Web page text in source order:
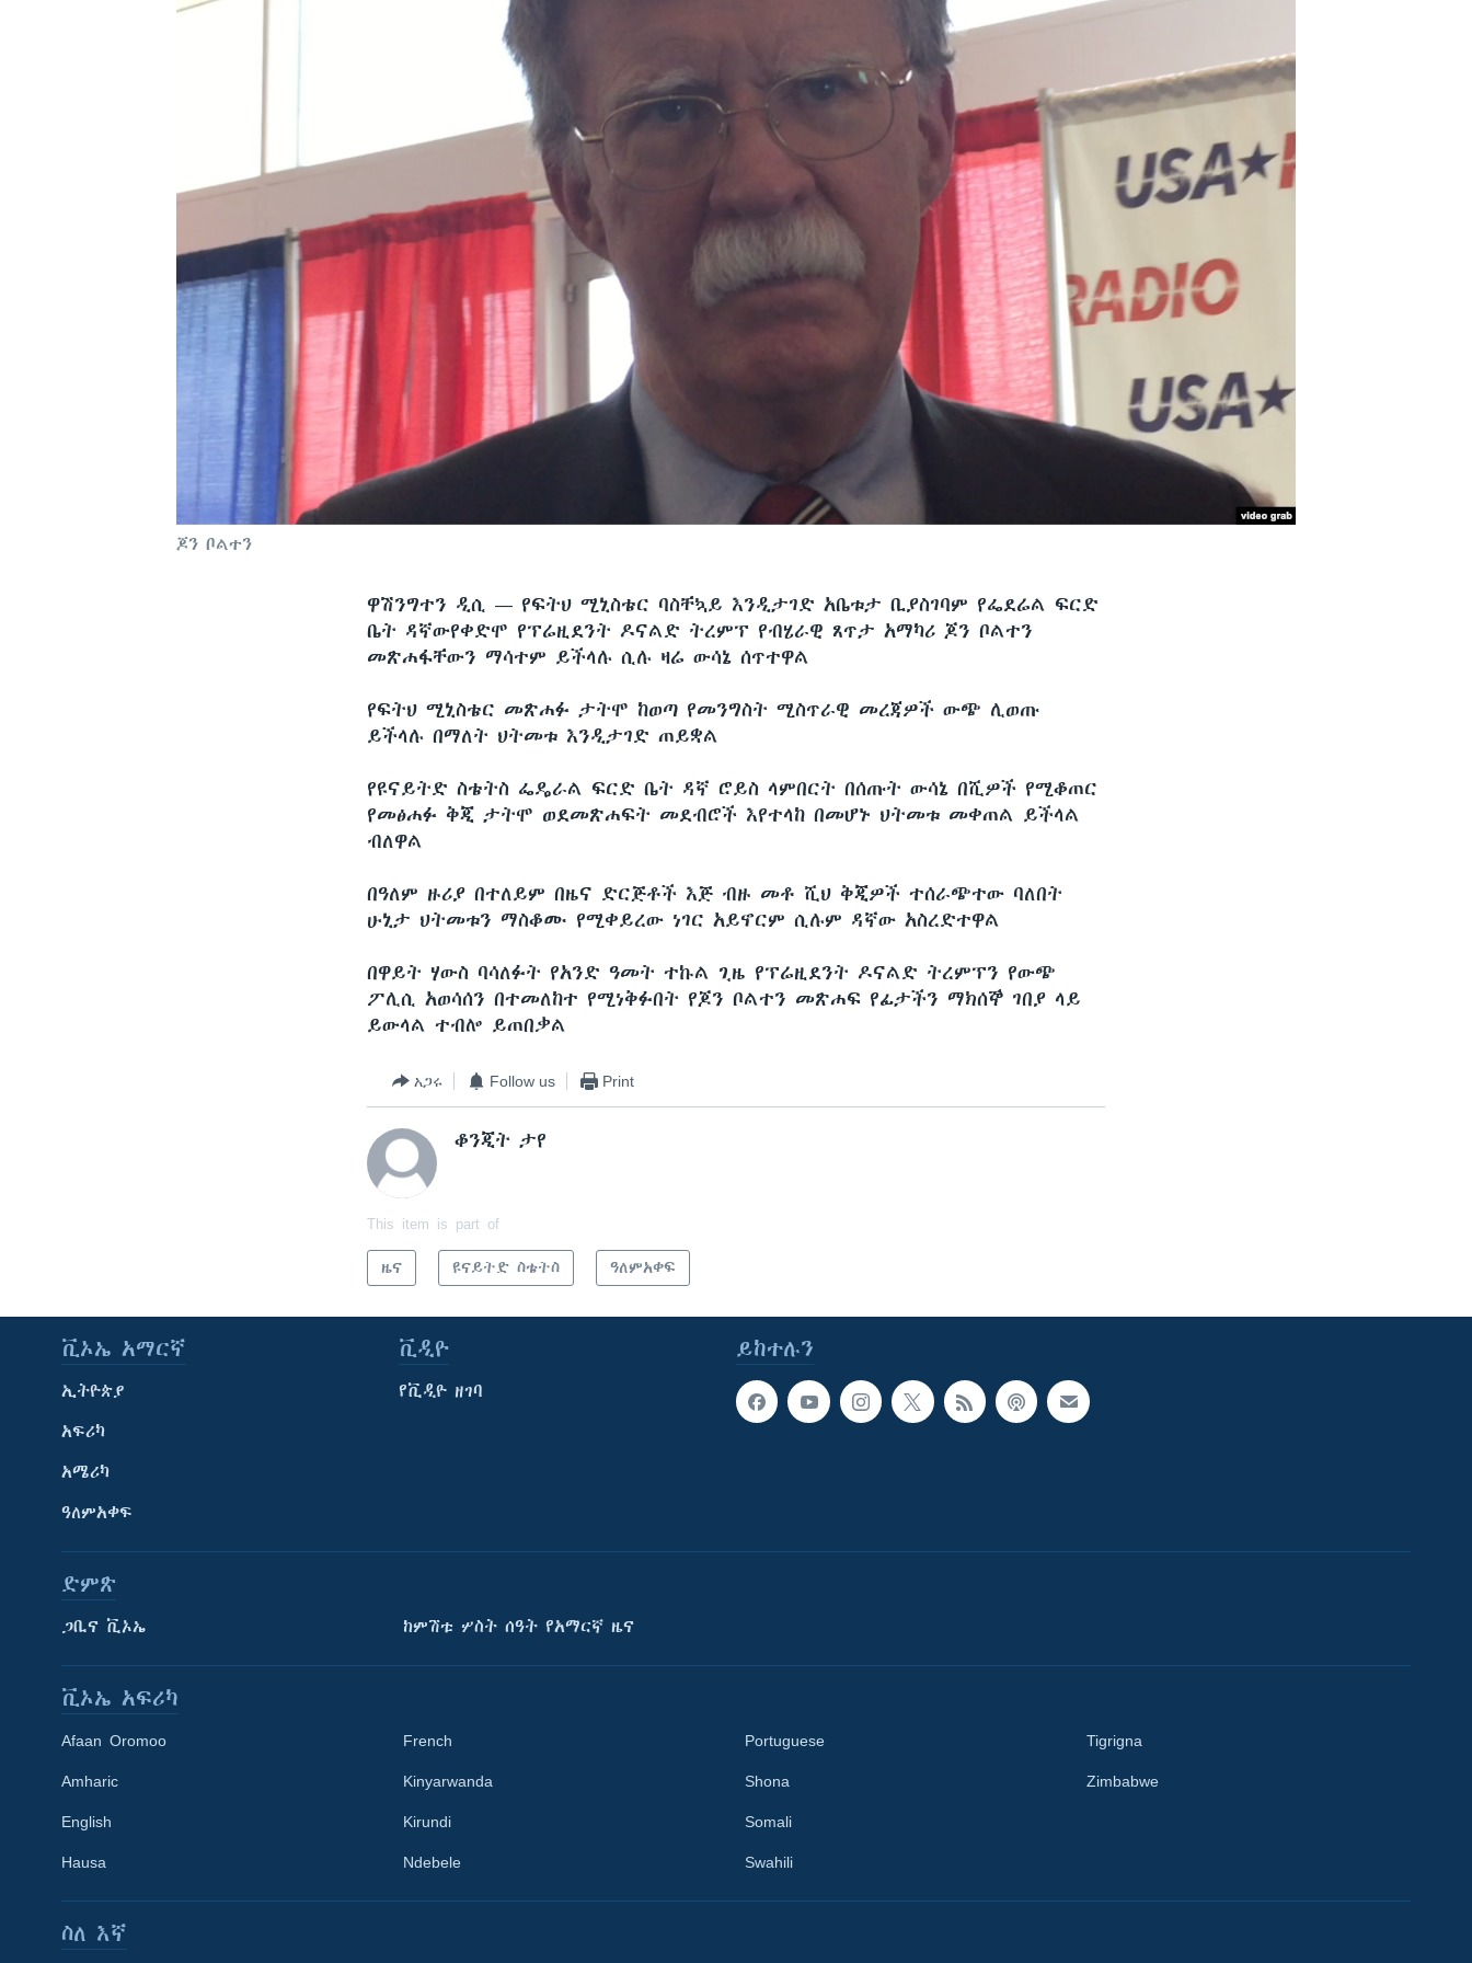
Learning English
ጆን ቦልተን
ዋሽንግተን ዲሲ — የፍትህ ሚኒስቴር ባስቸኳይ እንዲታገድ አቤቱታ ቢያስገባም የፌደሬል ፍርድ
ቤት ዳኛውየቀድሞ የፕሬዚደንት ዶናልድ ትረምፕ የብሄራዊ ጸጥታ አማካሪ ጆን ቦልተን
መጽሐፋቸውን ማሳተም ይችላሉ ሲሉ ዛሬ ውሳኔ ሰጥተዋል
የፍትህ ሚኒስቴር መጽሐፉ ታትሞ ከወጣ የመንግስት ሚስጥራዊ መረጃዎች ውጭ ሊወጡ
ይችላሉ በማለት ህትመቱ እንዲታገድ ጠይቋል
የዩናይትድ ስቴትስ ፌዴራል ፍርድ ቤት ዳኛ ሮይስ ላምበርት በሰጡት ውሳኔ በሺዎች የሚቆጠር
የመፅሐፉ ቅጂ ታትሞ ወደመጽሐፍት መደብሮች እየተላከ በመሆኑ ህትመቱ መቀጠል ይችላል
ብለዋል
በዓለም ዙሪያ በተለይም በዜና ድርጅቶች እጅ ብዙ መቶ ሺህ ቅጂዎች ተሰራጭተው ባለበት
ሁኒታ ህትመቱን ማስቆሙ የሚቀይረው ነገር አይኖርም ሲሉም ዳኛው አስረድተዋል
በዋይት ሃውስ ባሳለፉት የአንድ ዓመት ተኩል ጊዜ የፕሬዚደንት ዶናልድ ትረምፕን የውጭ
ፖሊሲ አወሳሰን በተመለከተ የሚነቅፉበት የጆን ቦልተን መጽሐፍ የፊታችን ማክሰኞ ገበያ ላይ
ይውላል ተብሎ ይጠበቃል
አጋሩ Follow us Print
ቆንጂት ታየ
This item is part of
ዜና ዩናይትድ ስቴትስ ዓለምአቀፍ
ይከተሉን
ቪኦኤ አማርኛ
ኢትዮጵያ
አፍሪካ
አሜሪካ
ዓለምአቀፍ
ቪዲዮ
የቪዲዮ ዘገባ
ድምጽ
ጋቢና ቪኦኤ ከምሽቱ ሦስት ሰዓት የአማርኛ ዜና
ቪኦኤ አፍሪካ
Afaan Oromoo
Amharic
English
Hausa
French
Kinyarwanda
Kirundi
Ndebele
Portuguese
Shona
Somali
Swahili
Tigrigna
Zimbabwe
ስለ እኛ